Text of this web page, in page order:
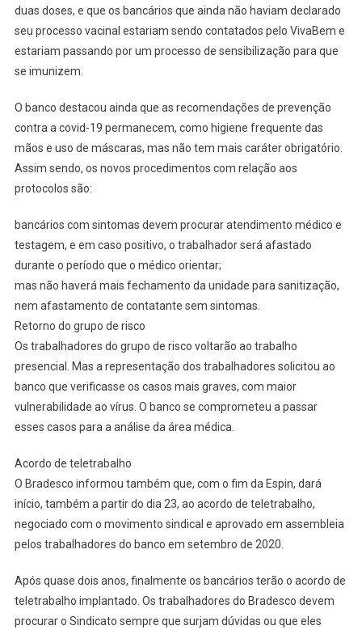
duas doses, e que os bancários que ainda não haviam declarado
seu processo vacinal estariam sendo contatados pelo VivaBem e
estariam passando por um processo de sensibilização para que
se imunizem.
O banco destacou ainda que as recomendações de prevenção
contra a covid-19 permanecem, como higiene frequente das
mãos e uso de máscaras, mas não tem mais caráter obrigatório.
Assim sendo, os novos procedimentos com relação aos
protocolos são:
bancários com sintomas devem procurar atendimento médico e
testagem, e em caso positivo, o trabalhador será afastado
durante o período que o médico orientar;
mas não haverá mais fechamento da unidade para sanitização,
nem afastamento de contatante sem sintomas.
Retorno do grupo de risco
Os trabalhadores do grupo de risco voltarão ao trabalho
presencial. Mas a representação dos trabalhadores solicitou ao
banco que verificasse os casos mais graves, com maior
vulnerabilidade ao vírus. O banco se comprometeu a passar
esses casos para a análise da área médica.
Acordo de teletrabalho
O Bradesco informou também que, com o fim da Espin, dará
início, também a partir do dia 23, ao acordo de teletrabalho,
negociado com o movimento sindical e aprovado em assembleia
pelos trabalhadores do banco em setembro de 2020.
Após quase dois anos, finalmente os bancários terão o acordo de
teletrabalho implantado. Os trabalhadores do Bradesco devem
procurar o Sindicato sempre que surjam dúvidas ou que eles